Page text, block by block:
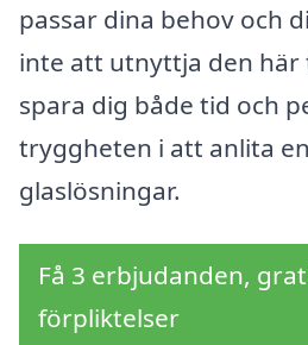
passar dina behov och
inte att utnyttja den här
spara dig både tid och
tryggheten i att anlita
glaslösningar.
Få 3 erbjudanden,
förpliktelser